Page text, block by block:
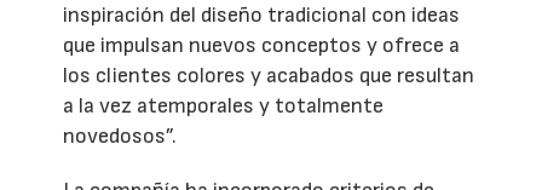
inspiración del diseño tradicional con ideas
que impulsan nuevos conceptos y ofrece a
los clientes colores y acabados que resultan
a la vez atemporales y totalmente
novedosos”.